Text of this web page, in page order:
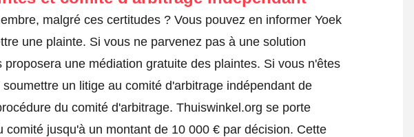
malgré ces certitudes ? Vous pouvez en informer Yoek
une plainte. Si vous ne parvenez pas à une solution
une médiation gratuite des plaintes. Si vous n'êtes
un litige au comité d'arbitrage indépendant de
du comité d'arbitrage. Thuiswinkel.org se porte
jusqu'à un montant de 10 000 € par décision. Cette